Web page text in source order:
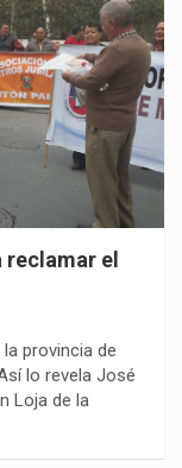
reclamar el
provincia de
lo revela José
Loja de la